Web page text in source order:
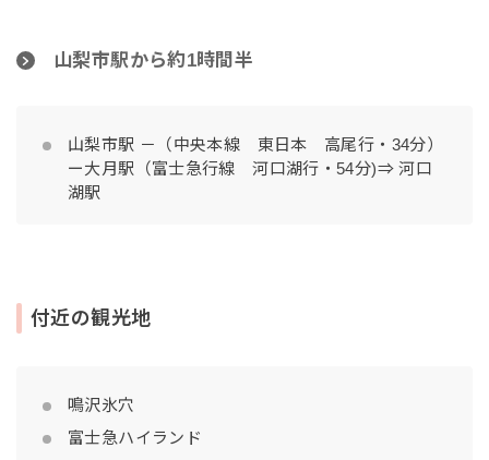
山梨市駅から約1時間半
山梨市駅 －（中央本線 東日本 高尾行・34分）
ー大月駅（富士急行線 河口湖行・54分)⇒ 河口
湖駅
付近の観光地
鳴沢氷穴
富士急ハイランド